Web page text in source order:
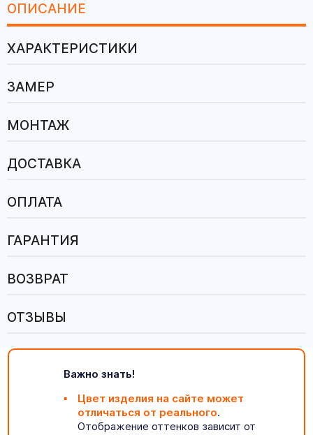
ОПИСАНИЕ
ХАРАКТЕРИСТИКИ
ЗАМЕР
МОНТАЖ
ДОСТАВКА
ОПЛАТА
ГАРАНТИЯ
ВОЗВРАТ
ОТЗЫВЫ
Важно знать!
Цвет изделия на сайте может
отличаться от реального.
Отображение оттенков зависит от